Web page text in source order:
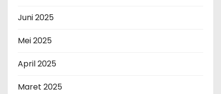
Juni 2025
Mei 2025
April 2025
Maret 2025